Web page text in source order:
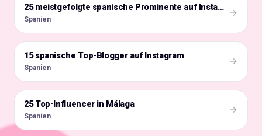
🇪🇸 25 meistgefolgte spanische Prominente auf Instagram
Spanien
🇪🇸
15 spanische Top-Blogger auf Instagram
Spanien
🇪🇸
25 Top-Influencer in Málaga
Spanien